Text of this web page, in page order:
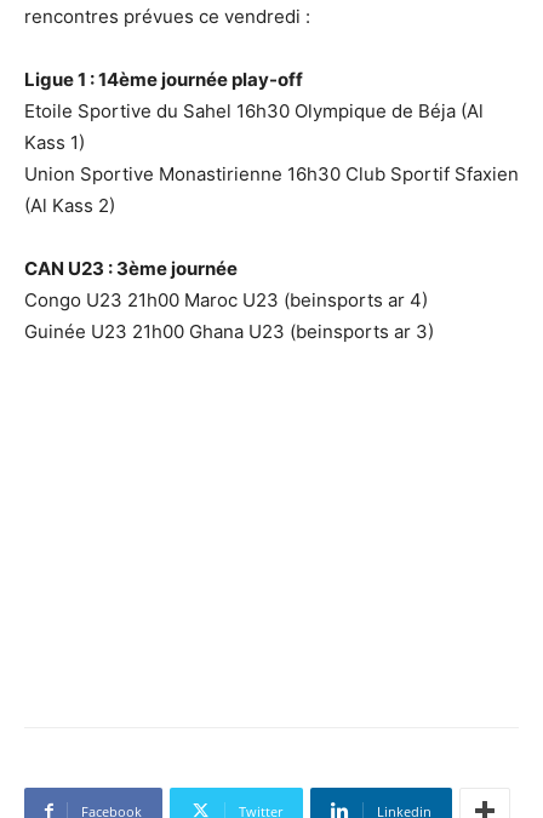
rencontres prévues ce vendredi :
Ligue 1 : 14ème journée play-off
Etoile Sportive du Sahel 16h30 Olympique de Béja (Al
Kass 1)
Union Sportive Monastirienne 16h30 Club Sportif Sfaxien
(Al Kass 2)
CAN U23 : 3ème journée
Congo U23 21h00 Maroc U23 (beinsports ar 4)
Guinée U23 21h00 Ghana U23 (beinsports ar 3)
Facebook Twitter Linkedin